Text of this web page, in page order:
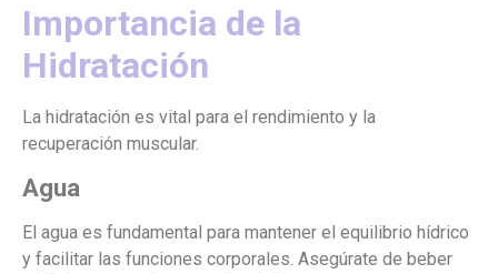
Importancia de la
Hidratación
La hidratación es vital para el rendimiento y la
recuperación muscular.
Agua
El agua es fundamental para mantener el equilibrio hídrico
y facilitar las funciones corporales. Asegúrate de beber